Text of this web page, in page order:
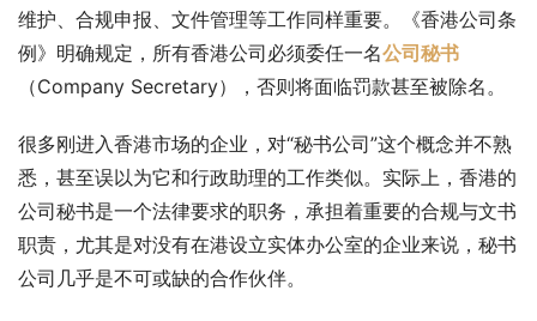
维护、合规申报、文件管理等工作同样重要。《香港公司条
例》明确规定，所有香港公司必须委任一名公司秘书
（Company Secretary），否则将面临罚款甚至被除名。
很多刚进入香港市场的企业，对“秘书公司”这个概念并不熟
悉，甚至误以为它和行政助理的工作类似。实际上，香港的
公司秘书是一个法律要求的职务，承担着重要的合规与文书
职责，尤其是对没有在港设立实体办公室的企业来说，秘书
公司几乎是不可或缺的合作伙伴。